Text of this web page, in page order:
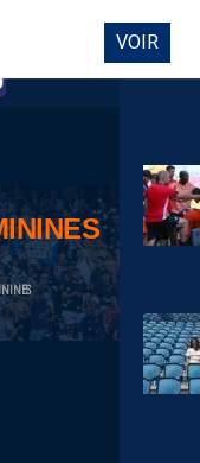
DIRECT
VOIR